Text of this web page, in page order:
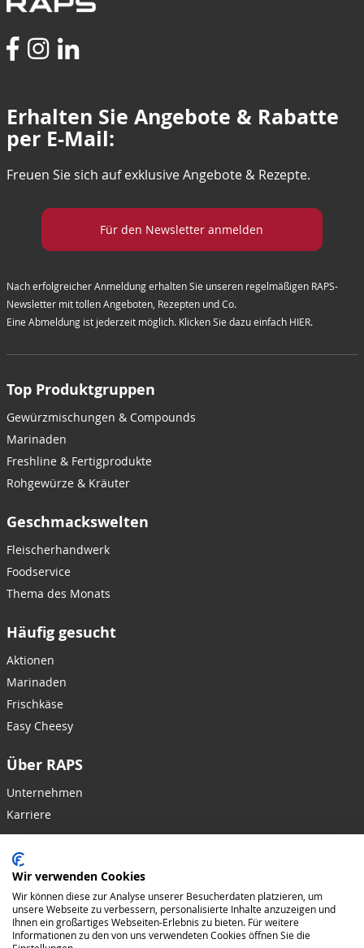
Erhalten Sie Angebote & Rabatte
per E-Mail:
Freuen Sie sich auf exklusive Angebote & Rezepte.
Für den Newsletter anmelden
Nach erfolgreicher Anmeldung erhalten Sie unseren regelmäßigen RAPS-
Newsletter mit tollen Angeboten, Rezepten und Co.
Eine Abmeldung ist jederzeit möglich. Klicken Sie dazu einfach HIER.
Top Produktgruppen
Gewürzmischungen & Compounds
Marinaden
Freshline & Fertigprodukte
Rohgewürze & Kräuter
Geschmackswelten
Fleischerhandwerk
Foodservice
Thema des Monats
Häufig gesucht
Aktionen
Marinaden
Frischkäse
Easy Cheesy
Über RAPS
Unternehmen
Karriere
Hilfe & Kontakt
Kontakt
FAQ
Wir verwenden Cookies
Wir können diese zur Analyse unserer Besucherdaten platzieren, um
unsere Webseite zu verbessern, personalisierte Inhalte anzuzeigen und
Ihnen ein großartiges Webseiten-Erlebnis zu bieten. Für weitere
Informationen zu den von uns verwendeten Cookies öffnen Sie die